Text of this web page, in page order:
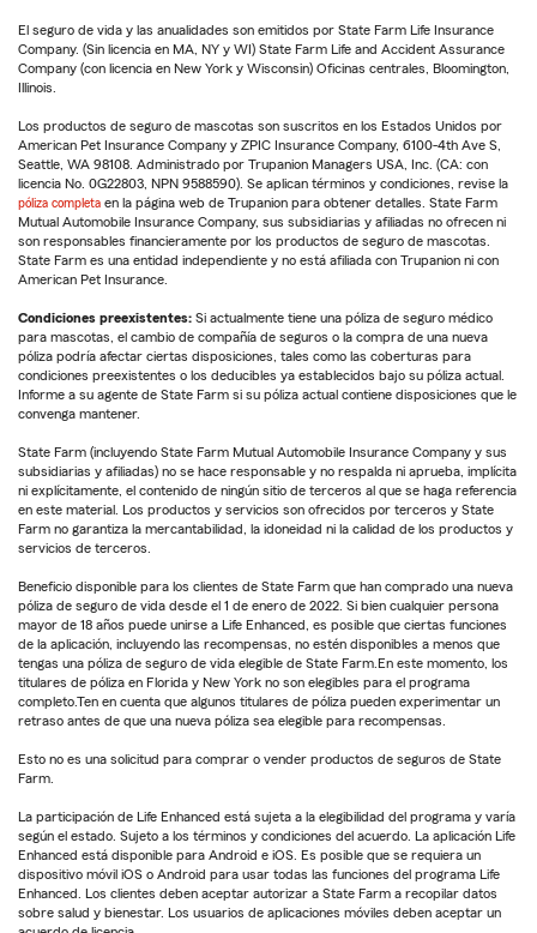
El seguro de vida y las anualidades son emitidos por State Farm Life Insurance
Company. (Sin licencia en MA, NY y WI) State Farm Life and Accident Assurance
Company (con licencia en New York y Wisconsin) Oficinas centrales, Bloomington,
Illinois.
Los productos de seguro de mascotas son suscritos en los Estados Unidos por
American Pet Insurance Company y ZPIC Insurance Company, 6100-4th Ave S,
Seattle, WA 98108. Administrado por Trupanion Managers USA, Inc. (CA: con
licencia No. 0G22803, NPN 9588590). Se aplican términos y condiciones, revise la
póliza completa en la página web de Trupanion para obtener detalles. State Farm
Mutual Automobile Insurance Company, sus subsidiarias y afiliadas no ofrecen ni
son responsables financieramente por los productos de seguro de mascotas.
State Farm es una entidad independiente y no está afiliada con Trupanion ni con
American Pet Insurance.
Condiciones preexistentes: Si actualmente tiene una póliza de seguro médico
para mascotas, el cambio de compañía de seguros o la compra de una nueva
póliza podría afectar ciertas disposiciones, tales como las coberturas para
condiciones preexistentes o los deducibles ya establecidos bajo su póliza actual.
Informe a su agente de State Farm si su póliza actual contiene disposiciones que le
convenga mantener.
State Farm (incluyendo State Farm Mutual Automobile Insurance Company y sus
subsidiarias y afiliadas) no se hace responsable y no respalda ni aprueba, implícita
ni explícitamente, el contenido de ningún sitio de terceros al que se haga referencia
en este material. Los productos y servicios son ofrecidos por terceros y State
Farm no garantiza la mercantabilidad, la idoneidad ni la calidad de los productos y
servicios de terceros.
Beneficio disponible para los clientes de State Farm que han comprado una nueva
póliza de seguro de vida desde el 1 de enero de 2022. Si bien cualquier persona
mayor de 18 años puede unirse a Life Enhanced, es posible que ciertas funciones
de la aplicación, incluyendo las recompensas, no estén disponibles a menos que
tengas una póliza de seguro de vida elegible de State Farm.En este momento, los
titulares de póliza en Florida y New York no son elegibles para el programa
completo.Ten en cuenta que algunos titulares de póliza pueden experimentar un
retraso antes de que una nueva póliza sea elegible para recompensas.
Esto no es una solicitud para comprar o vender productos de seguros de State
Farm.
La participación de Life Enhanced está sujeta a la elegibilidad del programa y varía
según el estado. Sujeto a los términos y condiciones del acuerdo. La aplicación Life
Enhanced está disponible para Android e iOS. Es posible que se requiera un
dispositivo móvil iOS o Android para usar todas las funciones del programa Life
Enhanced. Los clientes deben aceptar autorizar a State Farm a recopilar datos
sobre salud y bienestar. Los usuarios de aplicaciones móviles deben aceptar un